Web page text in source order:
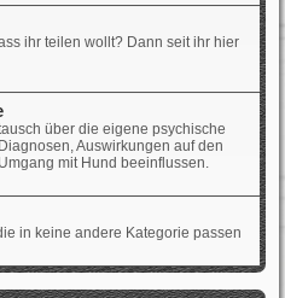
ihr teilen wollt? Dann seit ihr hier
über die eigene psychische
Auswirkungen auf den
mit Hund beeinflussen.
in keine andere Kategorie passen